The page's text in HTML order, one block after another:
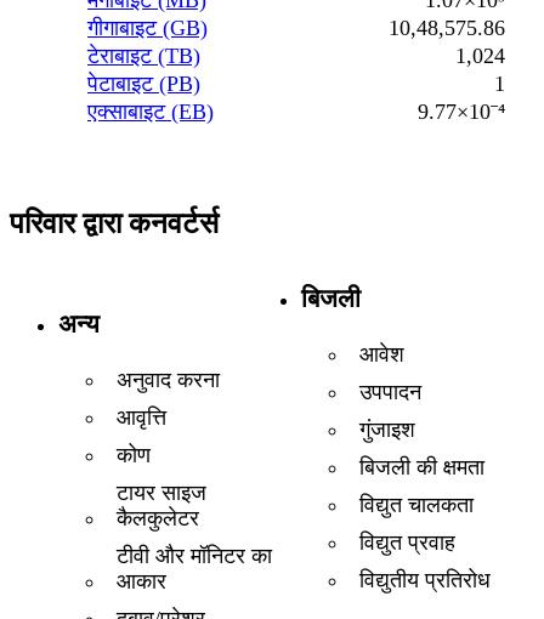
गीगाबाइट (GB)
10,48,575.86
टेराबाइट (TB)
1,024
पेटाबाइट (PB)
1
एक्साबाइट (EB)
9.77×10⁻⁴
परिवार द्वारा कनवर्टर्स
अन्य
अनुवाद करना
आवृत्ति
कोण
टायर साइज
कैलकुलेटर
टीवी और मॉनिटर का
आकार
बिजली
आवेश
उपपादन
गुंजाइश
बिजली की क्षमता
विद्युत चालकता
विद्युत प्रवाह
विद्युतीय प्रतिरोध